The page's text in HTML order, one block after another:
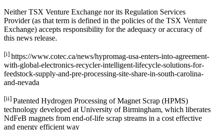
Neither TSX Venture Exchange nor its Regulation Services
Provider (as that term is defined in the policies of the TSX Venture
Exchange) accepts responsibility for the adequacy or accuracy of
this news release.
[i] https://www.cotec.ca/news/hypromag-usa-enters-into-agreement-
with-global-electronics-recycler-intelligent-lifecycle-solutions-for-
feedstock-supply-and-pre-processing-site-share-in-south-carolina-
and-nevada
[ii] Patented Hydrogen Processing of Magnet Scrap (HPMS)
technology developed at University of Birmingham, which liberates
NdFeB magnets from end-of-life scrap streams in a cost effective
and energy efficient way